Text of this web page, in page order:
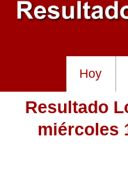
Hoy
Baloto
Resultado
miércoles